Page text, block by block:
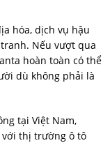
hóa, dịch vụ hậu
Nếu vượt qua
hoàn toàn có thể
dù không phải là
tại Việt Nam,
thị trường ô tô